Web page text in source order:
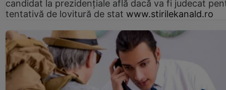
candidat la prezidențiale află dacă va fi judecat
tentativă de lovitură de stat www.stirilekanald.ro